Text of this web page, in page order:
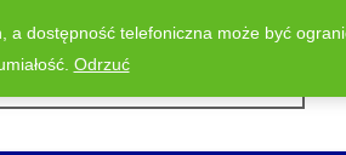
dostępność telefoniczna może być
Odrzuć